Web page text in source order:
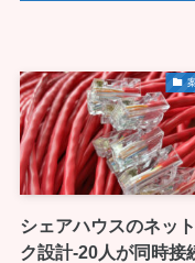
シェアハウスのネッ
ク設計-20人が同時接